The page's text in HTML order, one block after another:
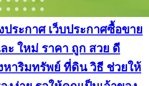
ประกาศ เว็บประกาศซื้อขาย
ะ ใหม่ ราคา ถูก สวย ดี
หาริมทรัพย์ ที่ดิน วิธี ช่วยให้